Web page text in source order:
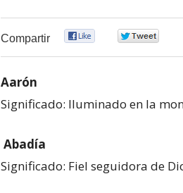
Compartir
Aarón
Significado: Iluminado en la
Abadía
Significado: Fiel seguidora de